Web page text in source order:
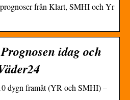
från Klart, SMHI och Yr
idag och
dygn framåt (YR och SMHI) –